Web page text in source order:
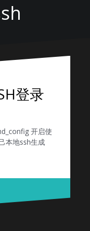
登录
开启使
本地ssh生成